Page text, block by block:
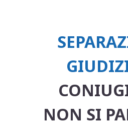
NON SI